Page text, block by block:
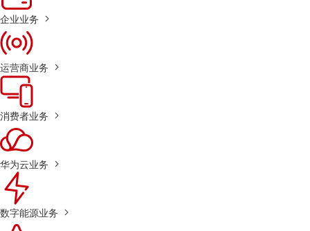
企业业务
运营商业务
消费者业务
华为云业务
数字能源业务